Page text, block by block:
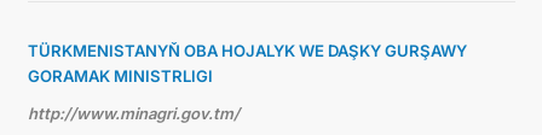
TÜRKMENISTANYŇ OBA HOJALYK WE DAŞKY GURŞAWY
GORAMAK MINISTRLIGI
http://www.minagri.gov.tm/